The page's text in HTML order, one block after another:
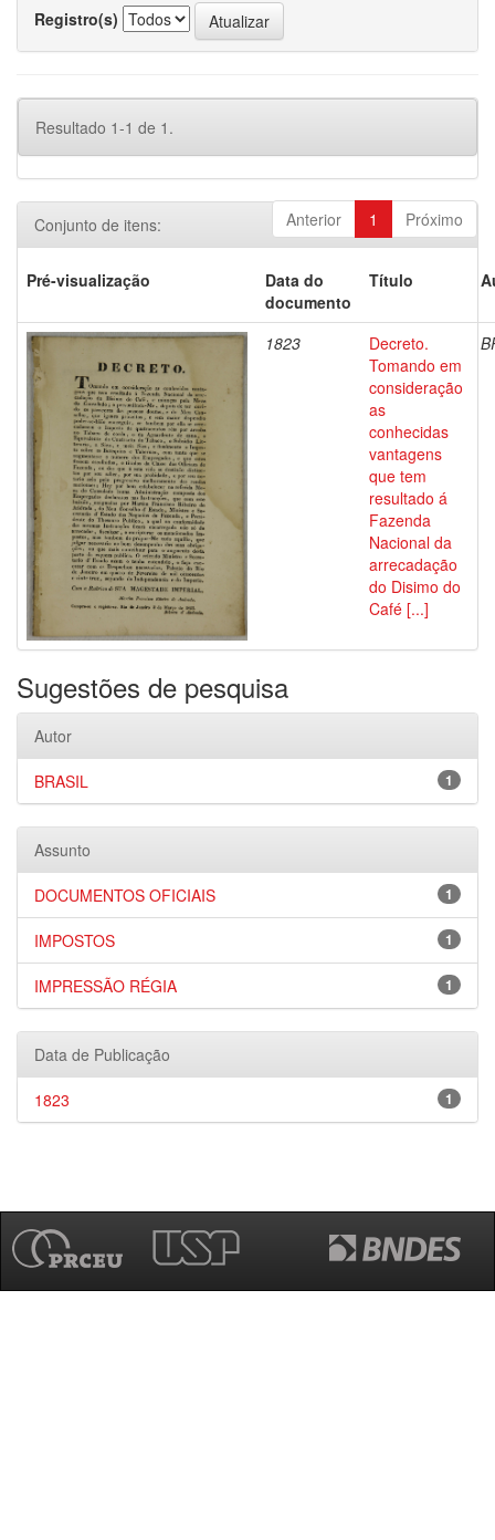
Registro(s)
Resultado 1-1 de 1.
Anterior 1 Próximo
Conjunto de itens:
Pré-visualização
Data do
documento
Título
1823
Decreto.
Tomando em
consideração
as
conhecidas
vantagens
que tem
resultado á
Fazenda
Nacional da
arrecadação
do Disimo do
Café [...]
Sugestões de pesquisa
Autor
1
BRASIL
Assunto
1
DOCUMENTOS OFICIAIS
1
IMPOSTOS
1
IMPRESSÃO RÉGIA
Data de Publicação
1
1823